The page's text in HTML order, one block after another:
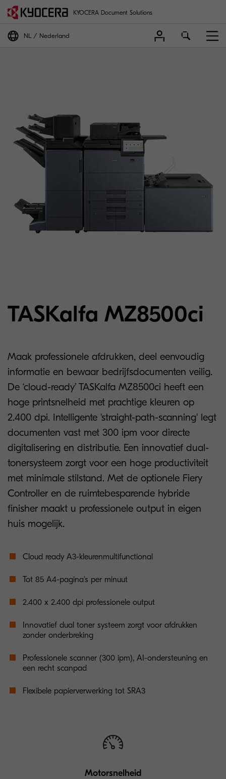
KYOCERA Document Solutions
NL Nederland
TASKalfa MZ8500ci
Maak professionele afdrukken, deel eenvoudig
informatie en bewaar bedrijfsdocumenten veilig.
De ‘cloud-ready’ TASKalfa MZ8500ci heeft een
hoge printsnelheid met prachtige kleuren op
2.400 dpi. Intelligente 'straight-path-scanning' legt
documenten vast met 300 ipm voor directe
digitalisering en distributie. Een innovatief dual-
tonersysteem zorgt voor een hoge productiviteit
met minimale stilstand. Met de optionele Fiery
Controller en de ruimtebesparende hybride
finisher maakt u professionele output in eigen
huis mogelijk.
Cloud ready A3-kleurenmultifunctional
Tot 85 A4-pagina's per minuut
2.400 x 2.400 dpi professionele output
Innovatief dual toner systeem zorgt voor afdrukken
zonder onderbreking
Professionele scanner (300 ipm), AI-ondersteuning en
een recht scanpad
Flexibele papierverwerking tot SRA3
Motorsnelheid